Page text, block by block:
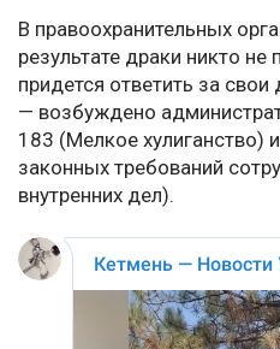
В правоохранительных
результате драки никто
придется ответить за
— возбуждено
183 (Мелкое хулиганство)
законных требований
внутренних дел).